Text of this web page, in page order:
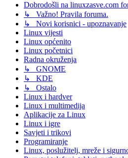
Dobrodošli na linuxzasve.com
↳ Važno! Pravila foruma.
↳ Novi korisnici - upoznavanje
Linux vijesti
Linux općenito
Linux početnici
Radna okruženja
↳ GNOME
↳ KDE
↳ Ostalo
Linux i hardver
Linux i multimedija
Aplikacije za Linux
Linux i igre
Savjeti i trikovi
Programiranje
Linux, poslužitelj, mreže i